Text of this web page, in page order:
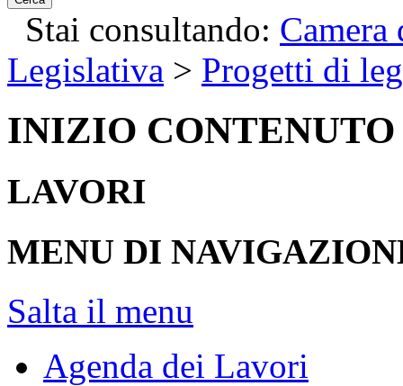
Stai consultando: Camera
Legislativa > Progetti di
INIZIO CONTENUTO
LAVORI
MENU DI
Salta il menu
Agenda dei Lavori